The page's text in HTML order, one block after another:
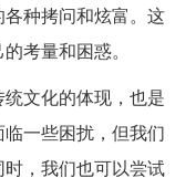
种拷问和炫富。这
考量和困惑。
文化的体现，也是
一些困扰，但我们
，我们也可以尝试